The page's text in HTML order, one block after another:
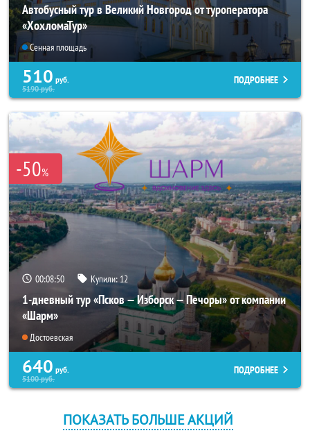
Автобусный тур в Великий Новгород от туроператора
«ХохломаТур»
Сенная площадь
510 руб.
5190руб.
ПОДРОБНЕЕ
-50%
00:08:50 Купили: 12
1-дневный тур «Псков — Изборск — Печоры» от компании
«Шарм»
Достоевская
640 руб.
5100руб.
ПОДРОБНЕЕ
ПОКАЗАТЬ БОЛЬШЕ АКЦИЙ